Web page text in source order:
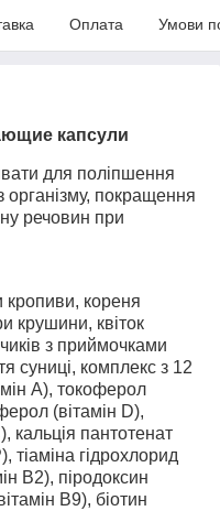
Оплата Умови
капсули
для поліпшення
покращення
речовин при
кропиви, кореня
крушини, квіток
з приймочками
суниці, комплекс з 12
А), токоферол
(вітамін D),
кальція пантотенат
тіаміна гідрохлорид
В2), піродоксин
В9), біотин